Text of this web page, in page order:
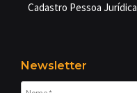
Cadastro Pessoa Jurídica
Newsletter